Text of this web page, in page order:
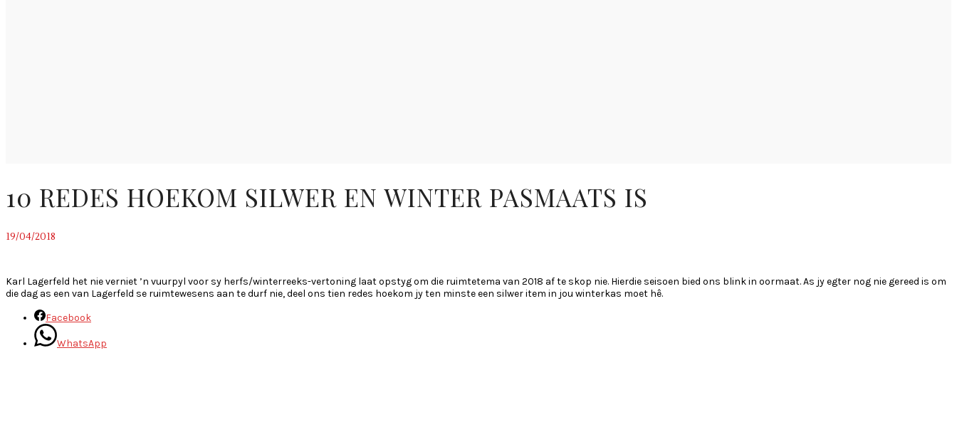
10 REDES HOEKOM SILWER EN WINTER PASMAATS IS
19/04/2018
Karl Lagerfeld het nie verniet ’n vuurpyl voor sy herfs/winterreeks-vertoning laat opstyg om die ruimtetema van 2018 af te skop nie. Hierdie seisoen bied ons blink in oormaat. As jy egter nog nie gereed is om
die dag as een van Lagerfeld se ruimtewesens aan te durf nie, deel ons tien redes hoekom jy ten minste een silwer item in jou winterkas moet hê.
Facebook
WhatsApp